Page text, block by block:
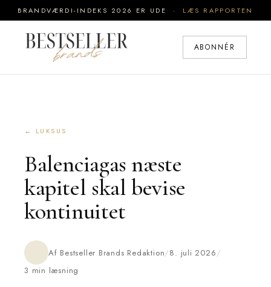
BRANDVÆRDI-INDEKS 2026 ER UDE · LÆS RAPPORTEN
ABONNÉR
← LUKSUS
Balenciagas næste
kapitel skal bevise
kontinuitet
Af Bestseller Brands Redaktion/8. juli 2026/
3 min læsning